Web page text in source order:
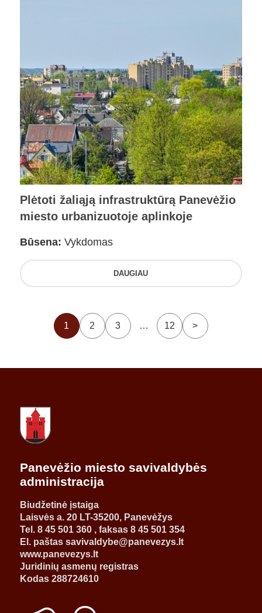
Plėtoti žaliąją infrastruktūrą Panevėžio
miesto urbanizuotoje aplinkoje
Būsena: Vykdomas
DAUGIAU
1 2 3 … 12 >
Panevėžio miesto savivaldybės
administracija
Biudžetinė įstaiga
Laisvės a. 20 LT-35200, Panevėžys
Tel. 8 45 501 360 , faksas 8 45 501 354
El. paštas savivaldybe@panevezys.lt
www.panevezys.lt
Juridinių asmenų registras
Kodas 288724610